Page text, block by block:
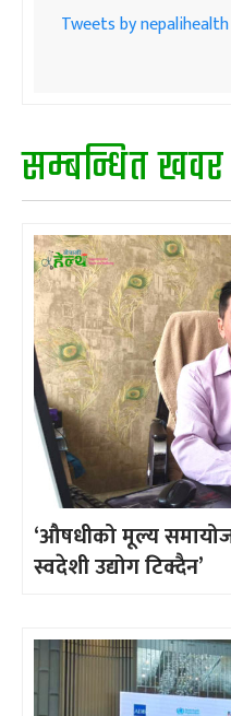
Tweets by nepalihealth
सम्बन्धित खवर
‘औषधीको मूल्य
स्वदेशी उद्योग टिक्दैन’